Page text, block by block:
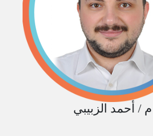
م / أحمد الزبيبي